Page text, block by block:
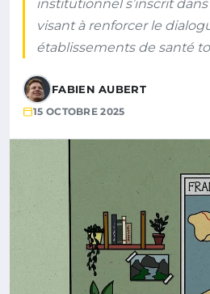
institutionnel s’inscrit
visant à renforcer le
établissements de santé
FABIEN AUBERT
15 OCTOBRE 2025